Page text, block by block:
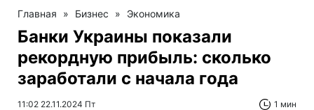
Главная » Бизнес » Экономика
Банки Украины показали
рекордную прибыль: сколько
заработали с начала года
11:02 22.11.2024 Пт 1 мин